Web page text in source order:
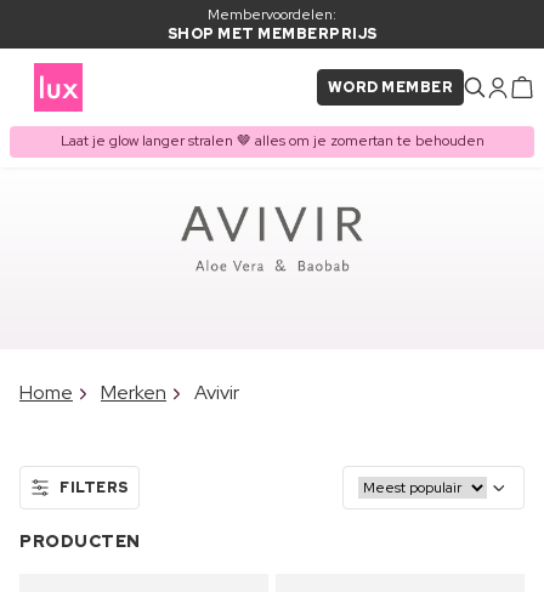
Membervoordelen:
SHOP MET MEMBERPRIJS
WORD MEMBER
Laat je glow langer stralen 🤎 alles om je zomertan te behouden
Home Merken Avivir
FILTERS
PRODUCTEN